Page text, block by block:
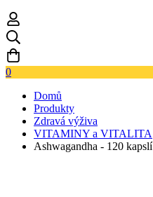
0
Domů
Produkty
Zdravá výživa
VITAMINY a VITALITA
Ashwagandha - 120 kapslí